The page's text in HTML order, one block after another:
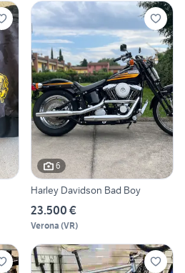
6
Harley Davidson Bad Boy
23.500 €
Verona (VR)